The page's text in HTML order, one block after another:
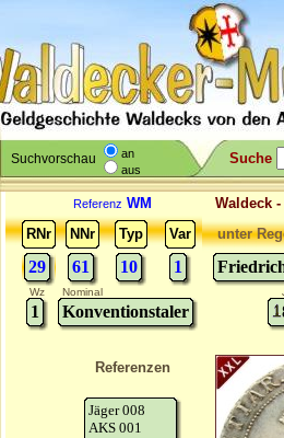
Suchvorschau
an
aus
Suche
Referenz WM
RNr
NNr Typ Var
29 61 10 1
unter
Wz Nominal
1 Konventionstaler
Referenzen
Jäger 008
AKS 001